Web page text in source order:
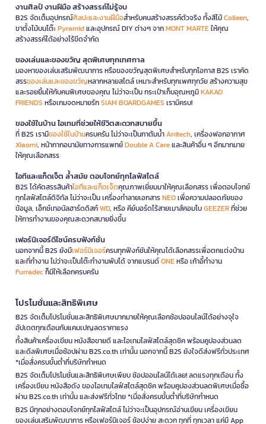
งานศิลป์ งานฝีมือ สร้างสรรค์ไม่รู้จบ
B2S จัดเต็มอุปกรณ์ศิลปะและงานฝีมือสำหรับคนสร้างสรรค์ตัวจริง ทั้งสีไม้Colleen,
ขาตั้งไม้บนโต๊ะPyramidและอุปกรณ์ DIY ต่างๆ จากMONT MARTEให้คุณ
สร้างสรรค์ได้อย่างไร้ขีดจำกัด
ของเล่นและของขวัญ สุดพิเศษทุกเทศกาล
มองหาของเล่นเสริมพัฒนาการ หรือของขวัญสุดพิเศษสำหรับทุกโอกาส B2S เราคัด
สรรของเล่นและของขวัญหลากหลายสไตล์ เหมาะสำหรับทุกเพศทุกวัย สร้างความสุข
และรอยยิ้มให้กับคนพิเศษของคุณ ไม่ว่าจะเป็น กระเป๋าเก็บอุณหภูมิKAKAO
FRIENDS หรือเกมจดหมายรักSIAM BOARDGAMES เรามีครบ!
ของใช้ในบ้าน ไอเทมที่ช่วยให้ชีวิตสะดวกสบายขึ้น
ที่ B2S เรามีของใช้ในบ้านครบครัน ไม่ว่าจะเป็นกาต้มน้ำAnitech, เครื่องฟอกอากาศ
Xiaomi, หน้ากากอนามัยทางการแพทย์Double A Careและสินค้าอื่น ๆ อีกมากมาย
ให้คุณเลือกสรร
ไอทีและแก็ดเจ็ต ล้ำสมัย ตอบโจทย์ทุกไลฟ์สไตล์
B2S ได้คัดสรรสินค้าไอทีและแก็ดเจ็ตคุณภาพเยี่ยมมาให้คุณเลือกสรร เพื่อตอบโจทย์
ทุกไลฟ์สไตล์ดิจิทัล ไม่ว่าจะเป็น เครื่องทำลายเอกสารNEOเพื่อความปลอดภัยของ
ข้อมูล, เอ็กซ์เทอนัลฮาร์ดดิสก์WD, หรือ คีย์บอร์ดไร้สายเมาส์คอมโบGEEZERที่ช่วย
ให้การทำงานของคุณสะดวกสบายยิ่งขึ้น
เฟอร์นิเจอร์ดีไซน์ครบฟังก์ชั่น
นอกจากนี้ B2S ยังมีเฟอร์นิเจอร์ครบทุกฟังก์ชันให้คุณได้เลือกสรรเพื่อตกแต่งบ้าน
และที่ทำงาน ไม่ว่าจะเป็นโต๊ะทำงานพับได้ จากแบรนด์ONEหรือ เก้าอี้ทำงาน
Furradecก็มีให้เลือกครบครัน
โปรโมชั่นและสิทธิพิเศษ
B2S จัดเต็มโปรโมชั่นและสิทธิพิเศษมากมายให้คุณเลือกช้อปออนไลน์ได้อย่างจุใจ
อัปเดตทุกเดือนกับแคมเปญลดราคาแรง
ทั้งสินค้าเครื่องเขียน หนังสือขายดี และไอเทมไลฟ์สไตล์สุดชิค พร้อมคูปองส่วนลด
และดีลพิเศษเมื่อช้อปผ่าน B2S.co.th เท่านั้น นอกจากนี้ B2S ยังใจดีส่งฟรีทั่วประเทศ
*เมื่อสั่งครบขั้นต่ำที่บริษัทกำหนด
B2S จัดเต็มโปรโมชั่นและสิทธิพิเศษเพียบ ช้อปออนไลน์ได้เลย! ลดแรงทุกเดือน ทั้ง
เครื่องเขียน หนังสือดัง ของไอเทมไลฟ์สไตล์สุดชิค พร้อมคูปองส่วนลดพิเศษเมื่อซื้อ
ผ่าน B2S.co.th เท่านั้น และส่งฟรีทั่วไทย *เมื่อสั่งครบขั้นต่ำที่บริษัทกำหนด
B2S มีทุกอย่างตอบโจทย์ทุกไลฟ์สไตล์ ไม่ว่าจะเป็นอุปกรณ์อ่านเขียน เครื่องเขียน
ของเล่นเสริมพัฒนาการ หรือเฟอร์นิเจอร์ ช้อปง่าย สะดวก ทุกที่ ทุกเวลา แค่มี App